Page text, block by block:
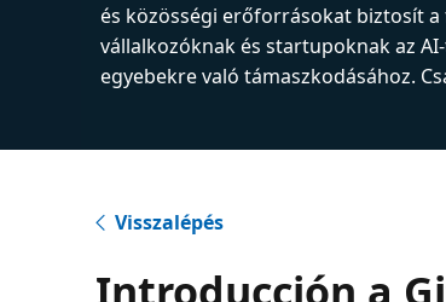
és közösségi erőforrásokat biztosít a
vállalkozóknak és startupoknak az
egyebekre való támaszkodásához.
Visszalépés
Introducción a